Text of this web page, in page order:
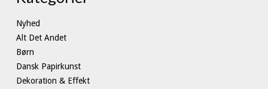
Nyhed
Alt Det Andet
Børn
Dansk Papirkunst
Dekoration & Effekt